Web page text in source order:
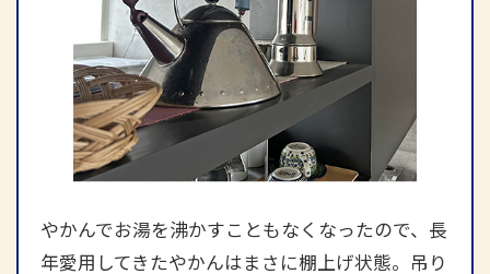
やかんでお湯を沸かすこともなくなったので、長
年愛用してきたやかんはまさに棚上げ状態。吊り